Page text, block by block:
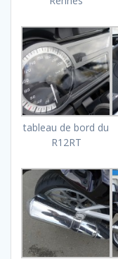
tableau de bord du
R12RT